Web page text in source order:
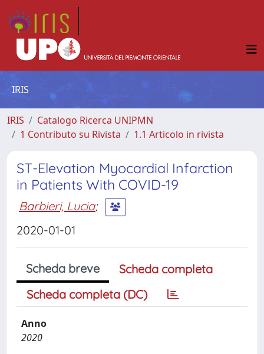
IRIS
IRIS
Catalogo Ricerca UNIPMN
1 Contributo su Rivista
1.1 Articolo in rivista
ST-Elevation Myocardial Infarction
in Patients With COVID-19
Barbieri, Lucia;
2020-01-01
Scheda breve
Scheda completa
Scheda completa (DC)
Anno
2020